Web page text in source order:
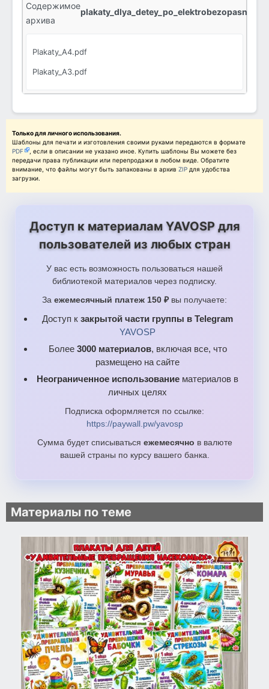
Содержимое
архива
Plakaty_A4.pdf
Plakaty_A3.pdf
Только для личного использования.
Шаблоны для печати и изготовления своими руками передаются в формате
PDF
, если в описании не указано иное. Купить шаблоны Вы можете без
передачи права публикации или перепродажи в любом виде. Обратите
внимание, что файлы могут быть запакованы в архив ZIP для удобства
загрузки.
Доступ к материалам YAVOSP для
пользователей из любых стран
У вас есть возможность пользоваться нашей
библиотекой материалов через подписку.
За ежемесячный платеж 150 ₽ вы получаете:
Доступ к закрытой части группы в Telegram
YAVOSP
Более 3000 материалов, включая все, что
размещено на сайте
Неограниченное использование материалов в
личных целях
Подписка оформляется по ссылке:
https://paywall.pw/yavosp
Сумма будет списываться ежемесячно в валюте
вашей страны по курсу вашего банка.
Материалы по теме